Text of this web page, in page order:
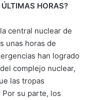
HORAS?
central nuclear de
unas horas de
han logrado
complejo nuclear,
las tropas
Por su parte, los